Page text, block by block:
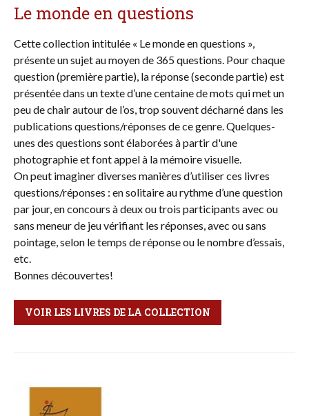
Le monde en questions
Cette collection intitulée « Le monde en questions »,
présente un sujet au moyen de 365 questions. Pour chaque
question (première partie), la réponse (seconde partie) est
présentée dans un texte d’une centaine de mots qui met un
peu de chair autour de l’os, trop souvent décharné dans les
publications questions/réponses de ce genre. Quelques-
unes des questions sont élaborées à partir d'une
photographie et font appel à la mémoire visuelle.
On peut imaginer diverses manières d’utiliser ces livres
questions/réponses : en solitaire au rythme d’une question
par jour, en concours à deux ou trois participants avec ou
sans meneur de jeu vérifiant les réponses, avec ou sans
pointage, selon le temps de réponse ou le nombre d’essais,
etc.
Bonnes découvertes!
VOIR LES LIVRES DE LA COLLECTION